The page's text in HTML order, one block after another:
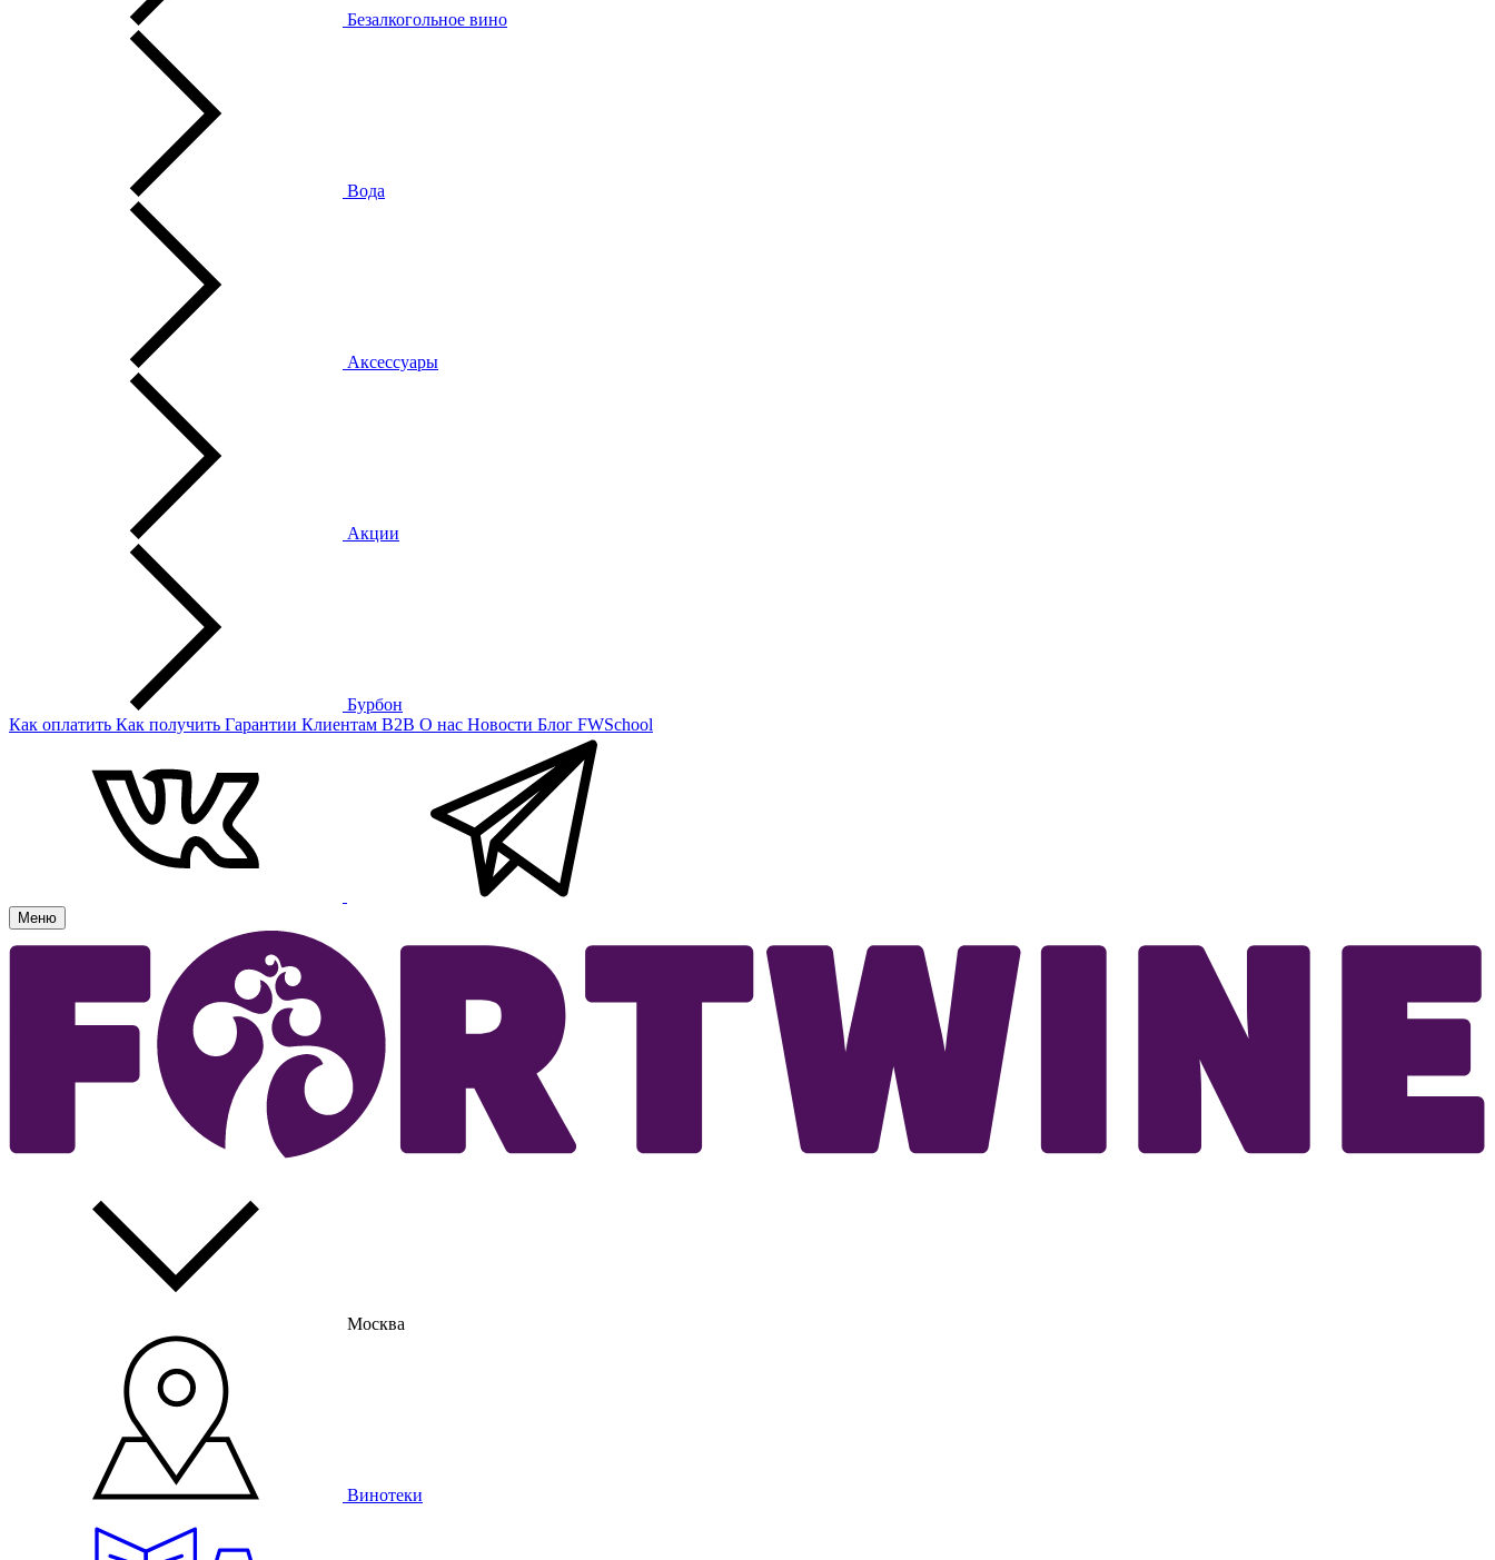
Безалкогольное вино
Вода
Аксессуары
Акции
Бурбон
Как оплатить Как получить Гарантии Клиентам B2B О нас Новости Блог FWSchool
Меню
Москва
Винотеки